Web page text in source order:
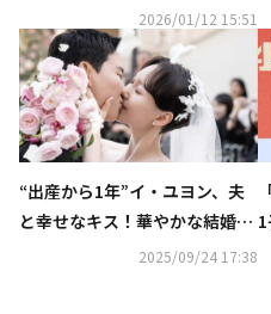
道とは？【ネタバレあり】
2026/01/12 15:51
“出産から1年”イ・ユヨン、夫
と幸せなキス！華やかな結婚式
の写真を公開…可愛い娘の姿も
2025/09/24 17:38